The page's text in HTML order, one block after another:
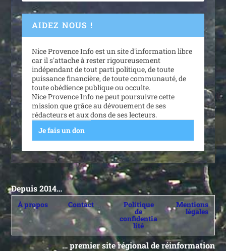
AIDEZ NOUS !
Nice Provence Info est un site d'information libre
car il s'attache à rester rigoureusement
indépendant de tout parti politique, de toute
puissance financière, de toute communauté, de
toute obédience publique ou occulte.
Nice Provence Info ne peut poursuivre cette
mission que grâce au dévouement de ses
rédacteurs et aux dons de ses lecteurs.
Je fais un don
Depuis 2014…
À propos Contact Politique
de
confidentia
lité
Mentions
légales
… premier site régional de réinformation